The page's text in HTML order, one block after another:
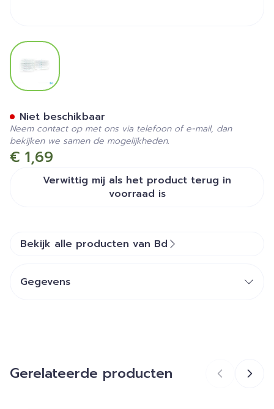
View larger image
€ 1,69
Verwittig mij als het product terug in
voorraad is
Niet beschikbaar
Neem contact op met ons via telefoon of e-mail, dan
bekijken we samen de mogelijkheden.
Bekijk alle producten van Bd
Gegevens
Merken Bd
Gerelateerde producten